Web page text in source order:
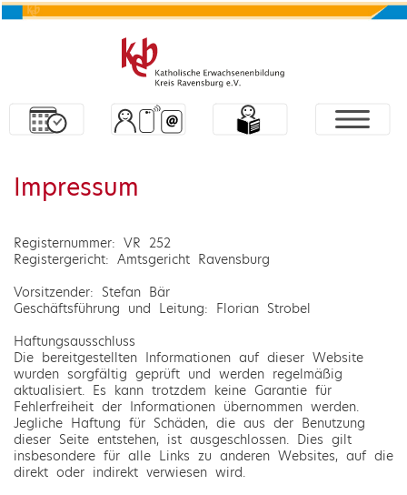
Impressum
Registernummer: VR 252
Registergericht: Amtsgericht Ravensburg
Vorsitzender: Stefan Bär
Geschäftsführung und Leitung: Florian Strobel
Haftungsausschluss
Die bereitgestellten Informationen auf dieser Website
wurden sorgfältig geprüft und werden regelmäßig
aktualisiert. Es kann trotzdem keine Garantie für
Fehlerfreiheit der Informationen übernommen werden.
Jegliche Haftung für Schäden, die aus der Benutzung
dieser Seite entstehen, ist ausgeschlossen. Dies gilt
insbesondere für alle Links zu anderen Websites, auf die
direkt oder indirekt verwiesen wird.